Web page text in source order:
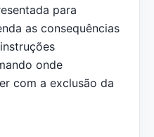
para
as consequências
onde
com a exclusão da